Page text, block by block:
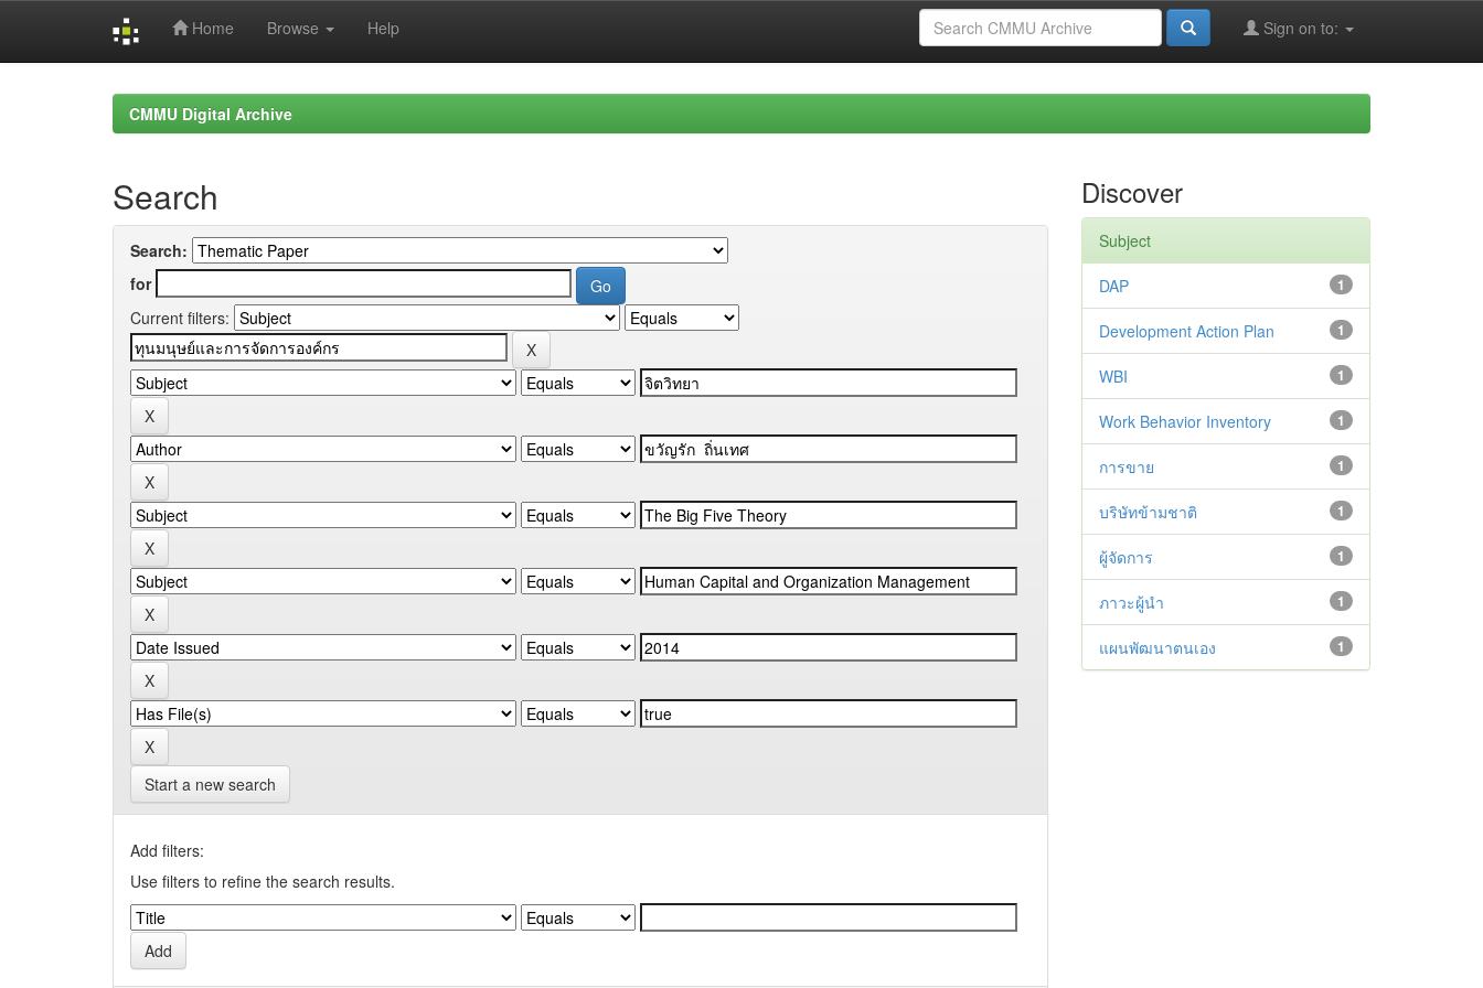
Home Browse Help Sign on to:
CMMU Digital Archive
Search
Search:
for
Current filters:
Start a new search
Add filters:
Use filters to refine the search results.
Discover
Subject
1
DAP
1
Development Action Plan
1
WBI
1
Work Behavior Inventory
1
การขาย
1
บริษัทข้ามชาติ
1
ผู้จัดการ
1
ภาวะผู้นำ
1
แผนพัฒนาตนเอง